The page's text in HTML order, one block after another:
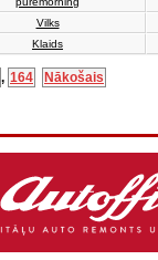
Vilks
Klaids
, 164 Nākošais